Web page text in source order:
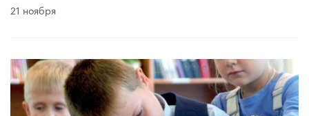
21 ноября